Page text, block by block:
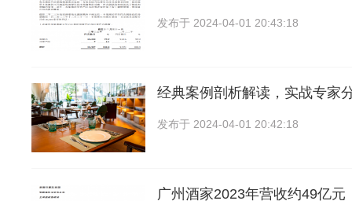
发布于 2024-04-01 20:43:18
经典案例剖析解读，实战专家
发布于 2024-04-01 20:42:18
广州酒家2023年营收约49亿元